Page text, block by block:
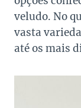
veludo. No
vasta
até os mais